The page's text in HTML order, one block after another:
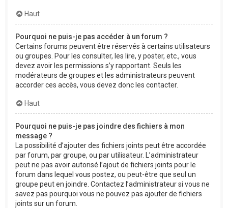
Haut
Pourquoi ne puis-je pas accéder à un forum ?
Certains forums peuvent être réservés à certains utilisateurs
ou groupes. Pour les consulter, les lire, y poster, etc., vous
devez avoir les permissions s’y rapportant. Seuls les
modérateurs de groupes et les administrateurs peuvent
accorder ces accès, vous devez donc les contacter.
Haut
Pourquoi ne puis-je pas joindre des fichiers à mon
message ?
La possibilité d’ajouter des fichiers joints peut être accordée
par forum, par groupe, ou par utilisateur. L’administrateur
peut ne pas avoir autorisé l’ajout de fichiers joints pour le
forum dans lequel vous postez, ou peut-être que seul un
groupe peut en joindre. Contactez l’administrateur si vous ne
savez pas pourquoi vous ne pouvez pas ajouter de fichiers
joints sur un forum.